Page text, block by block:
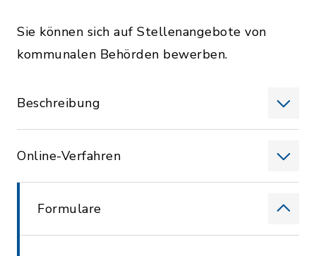
Sie können sich auf Stellenangebote von
kommunalen Behörden bewerben.
Beschreibung
Online-Verfahren
Formulare